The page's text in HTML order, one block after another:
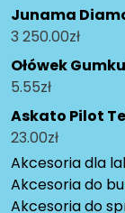
Junama
3 250.00zł
Ołówek
5.55zł
Askato Pilot
23.00zł
Akcesoria dla
Akcesoria do
Akcesoria do